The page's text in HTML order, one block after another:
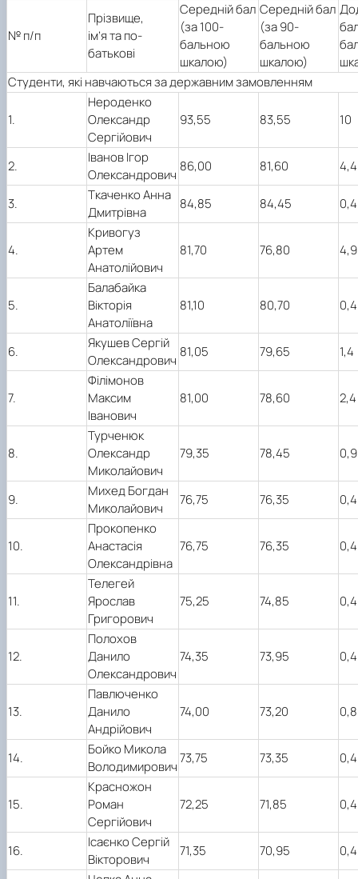
№ п/п
Прізвище,
ім’я та по-
батькові
Середній бал
(за 100-
бальною
шкалою)
Середній бал
(за 90-
бальною
шкалою)
Студенти, які навчаються за державним замовленням
1.
Нероденко
Олександр
Сергійович
93,55 83,55 10
2.
Іванов Ігор
Олександрович
86,00 81,60 4,4
3.
Ткаченко Анна
Дмитрівна
84,85 84,45 0,4
4.
Кривогуз
Артем
Анатолійович
81,70 76,80 4,9
5.
Балабайка
Вікторія
Анатоліївна
81,10 80,70 0,4
6.
Якушев Сергій
Олександрович
81,05 79,65 1,4
7.
Філімонов
Максим
Іванович
81,00 78,60 2,4
8.
Турченюк
Олександр
Миколайович
79,35 78,45 0,9
9.
Михед Богдан
Миколайович
76,75 76,35 0,4
10.
Прокопенко
Анастасія
Олександрівна
76,75 76,35 0,4
11.
Телегей
Ярослав
Григорович
75,25 74,85 0,4
12.
Полохов
Данило
Олександрович
74,35 73,95 0,4
13.
Павлюченко
Данило
Андрійович
74,00 73,20 0,8
14.
Бойко Микола
Володимирович
73,75 73,35 0,4
15.
Красножон
Роман
Сергійович
72,25 71,85 0,4
16.
Ісаєнко Сергій
Вікторович
71,35 70,95
0,4